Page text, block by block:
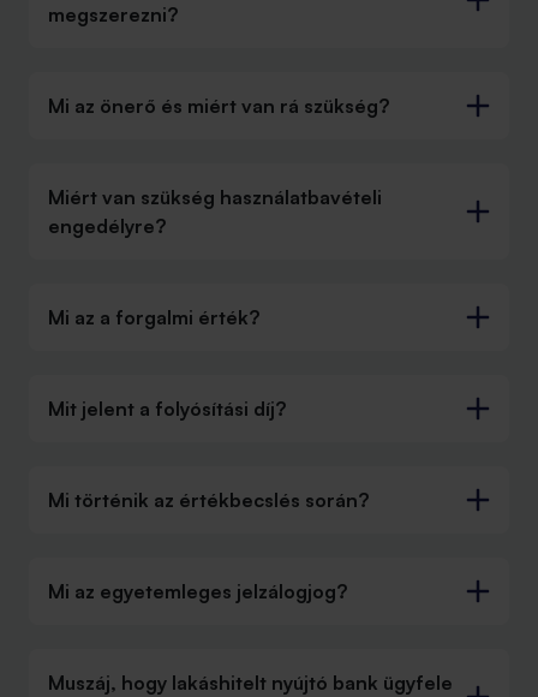
megszerezni?
Mi az önerő és miért van rá szükség?
Miért van szükség használatbavételi
engedélyre?
Mi az a forgalmi érték?
Mit jelent a folyósítási díj?
Mi történik az értékbecslés során?
Mi az egyetemleges jelzálogjog?
Muszáj, hogy lakáshitelt nyújtó bank ügyfele